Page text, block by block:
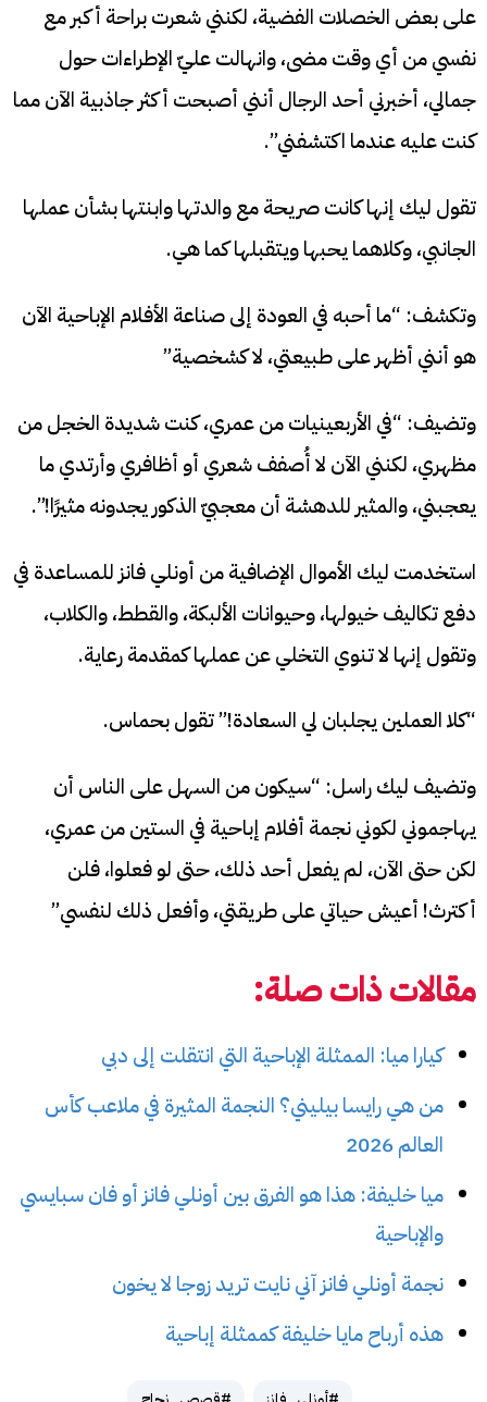
على بعض الخصلات الفضية، لكنني شعرت براحة أكبر مع
نفسي من أي وقت مضى، وانهالت عليّ الإطراءات حول
جمالي، أخبرني أحد الرجال أنني أصبحت أكثر جاذبية الآن مما
كنت عليه عندما اكتشفني”.
تقول ليك إنها كانت صريحة مع والدتها وابنتها بشأن عملها
الجانبي، وكلاهما يحبها ويتقبلها كما هي.
وتكشف: “ما أحبه في العودة إلى صناعة الأفلام الإباحية الآن
هو أنني أظهر على طبيعتي، لا كشخصية”
وتضيف: “في الأربعينيات من عمري، كنت شديدة الخجل من
مظهري، لكنني الآن لا أُصفف شعري أو أظافري وأرتدي ما
يعجبني، والمثير للدهشة أن معجبيّ الذكور يجدونه مثيرًا!”.
استخدمت ليك الأموال الإضافية من أونلي فانز للمساعدة في
دفع تكاليف خيولها، وحيوانات الألبكة، والقطط، والكلاب،
وتقول إنها لا تنوي التخلي عن عملها كمقدمة رعاية.
“كلا العملين يجلبان لي السعادة!” تقول بحماس.
وتضيف ليك راسل: “سيكون من السهل على الناس أن
يهاجموني لكوني نجمة أفلام إباحية في الستين من عمري،
لكن حتى الآن، لم يفعل أحد ذلك، حتى لو فعلوا، فلن
أكترث! أعيش حياتي على طريقتي، وأفعل ذلك لنفسي”
مقالات ذات صلة:
كيارا ميا: الممثلة الإباحية التي انتقلت إلى دبي
من هي رايسا بيليني؟ النجمة المثيرة في ملاعب كأس
العالم 2026
ميا خليفة: هذا هو الفرق بين أونلي فانز أو فان سبايسي
والإباحية
نجمة أونلي فانز آني نايت تريد زوجا لا يخون
هذه أرباح مايا خليفة كممثلة إباحية